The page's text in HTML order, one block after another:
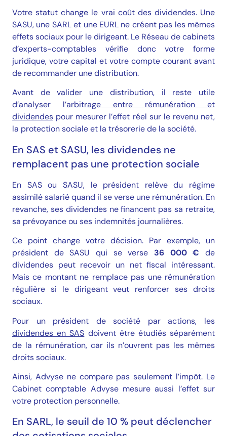
Votre statut change le vrai coût des dividendes. Une
SASU, une SARL et une EURL ne créent pas les mêmes
effets sociaux pour le dirigeant. Le Réseau de cabinets
d’experts-comptables vérifie donc votre forme
juridique, votre capital et votre compte courant avant
de recommander une distribution.
Avant de valider une distribution, il reste utile
d’analyser l’arbitrage entre rémunération et
dividendes pour mesurer l’effet réel sur le revenu net,
la protection sociale et la trésorerie de la société.
En SAS et SASU, les dividendes ne
remplacent pas une protection sociale
En SAS ou SASU, le président relève du régime
assimilé salarié quand il se verse une rémunération. En
revanche, ses dividendes ne financent pas sa retraite,
sa prévoyance ou ses indemnités journalières.
Ce point change votre décision. Par exemple, un
président de SASU qui se verse 36 000 € de
dividendes peut recevoir un net fiscal intéressant.
Mais ce montant ne remplace pas une rémunération
régulière si le dirigeant veut renforcer ses droits
sociaux.
Pour un président de société par actions, les
dividendes en SAS doivent être étudiés séparément
de la rémunération, car ils n’ouvrent pas les mêmes
droits sociaux.
Ainsi, Advyse ne compare pas seulement l’impôt. Le
Cabinet comptable Advyse mesure aussi l’effet sur
votre protection personnelle.
En SARL, le seuil de 10 % peut déclencher